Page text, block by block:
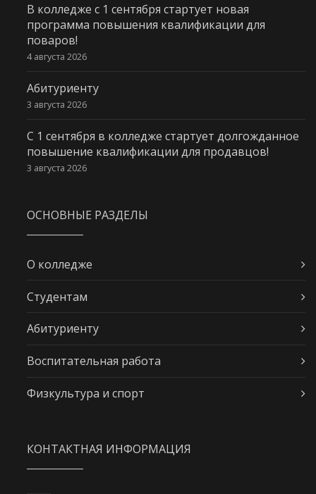
В колледже с 1 сентября стартует новая
программа повышения квалификации для
поваров!
4 августа 2026
Абитуриенту
3 августа 2026
С 1 сентября в колледже стартует долгожданное
повышение квалификации для продавцов!
3 августа 2026
ОСНОВНЫЕ РАЗДЕЛЫ
О колледже
Студентам
Абитуриенту
Воспитательная работа
Физкультура и спорт
КОНТАКТНАЯ ИНФОРМАЦИЯ